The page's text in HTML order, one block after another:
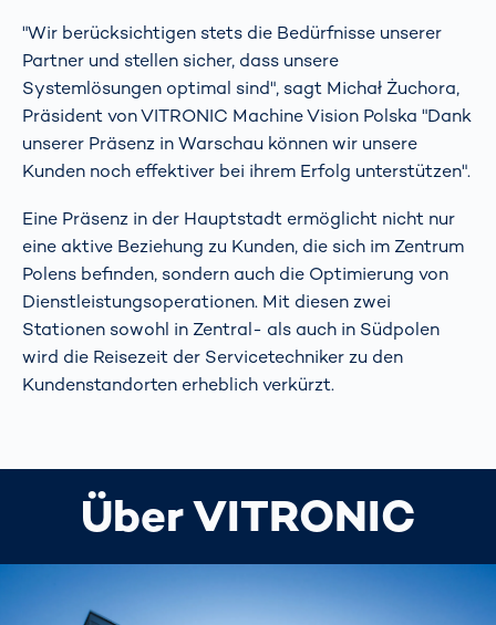
"Wir berücksichtigen stets die Bedürfnisse unserer
Partner und stellen sicher, dass unsere
Systemlösungen optimal sind", sagt Michał Żuchora,
Präsident von VITRONIC Machine Vision Polska "Dank
unserer Präsenz in Warschau können wir unsere
Kunden noch effektiver bei ihrem Erfolg unterstützen".
Eine Präsenz in der Hauptstadt ermöglicht nicht nur
eine aktive Beziehung zu Kunden, die sich im Zentrum
Polens befinden, sondern auch die Optimierung von
Dienstleistungsoperationen. Mit diesen zwei
Stationen sowohl in Zentral- als auch in Südpolen
wird die Reisezeit der Servicetechniker zu den
Kundenstandorten erheblich verkürzt.
Über VITRONIC